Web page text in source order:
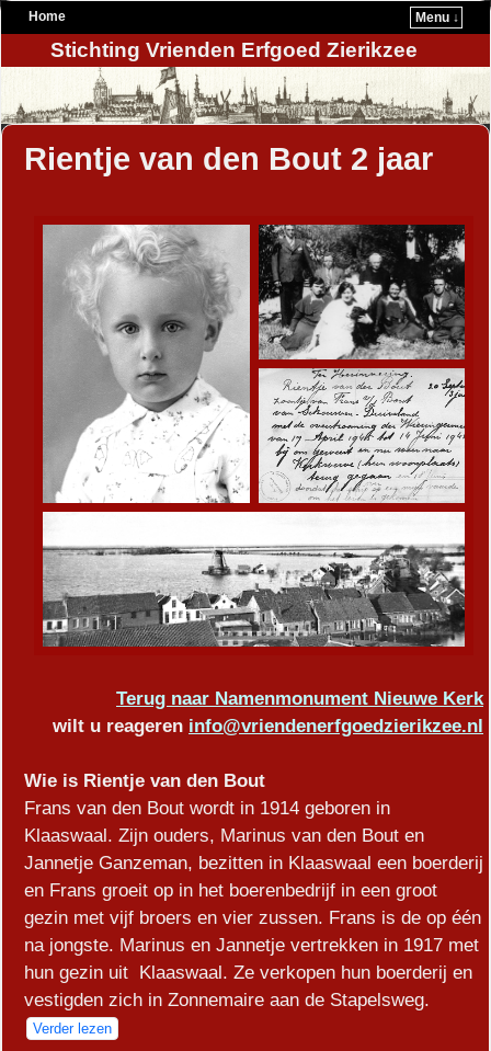
Home Menu ↓
Stichting Vrienden Erfgoed Zierikzee
Rientje van den Bout 2 jaar
Terug naar Namenmonument Nieuwe Kerk
wilt u reageren info@vriendenerfgoedzierikzee.nl
Wie is Rientje van den Bout
Frans van den Bout wordt in 1914 geboren in
Klaaswaal. Zijn ouders, Marinus van den Bout en
Jannetje Ganzeman, bezitten in Klaaswaal een boerderij
en Frans groeit op in het boerenbedrijf in een groot
gezin met vijf broers en vier zussen. Frans is de op één
na jongste. Marinus en Jannetje vertrekken in 1917 met
hun gezin uit Klaaswaal. Ze verkopen hun boerderij en
vestigden zich in Zonnemaire aan de Stapelsweg.
Verder lezen